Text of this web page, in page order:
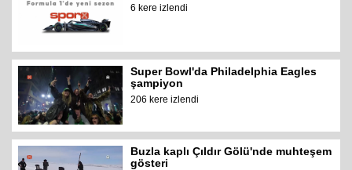
6 kere izlendi
Super Bowl'da Philadelphia Eagles
şampiyon
206 kere izlendi
Buzla kaplı Çıldır Gölü'nde muhteşem
gösteri